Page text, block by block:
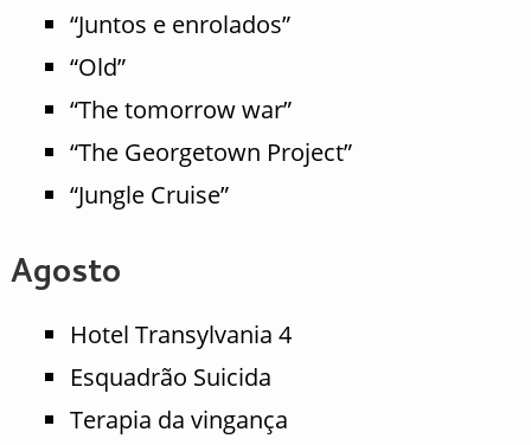
“Juntos e enrolados”
“Old”
“The tomorrow war”
“The Georgetown Project”
“Jungle Cruise”
Agosto
Hotel Transylvania 4
Esquadrão Suicida
Terapia da vingança